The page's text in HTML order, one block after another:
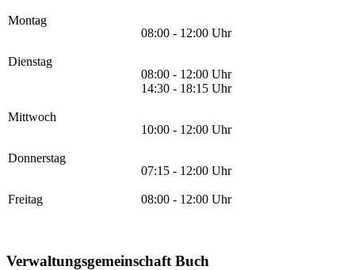
Montag
08:00 - 12:00 Uhr
Dienstag
08:00 - 12:00 Uhr
14:30 - 18:15 Uhr
Mittwoch
10:00 - 12:00 Uhr
Donnerstag
07:15 - 12:00 Uhr
Freitag 08:00 - 12:00 Uhr
Verwaltungsgemeinschaft Buch